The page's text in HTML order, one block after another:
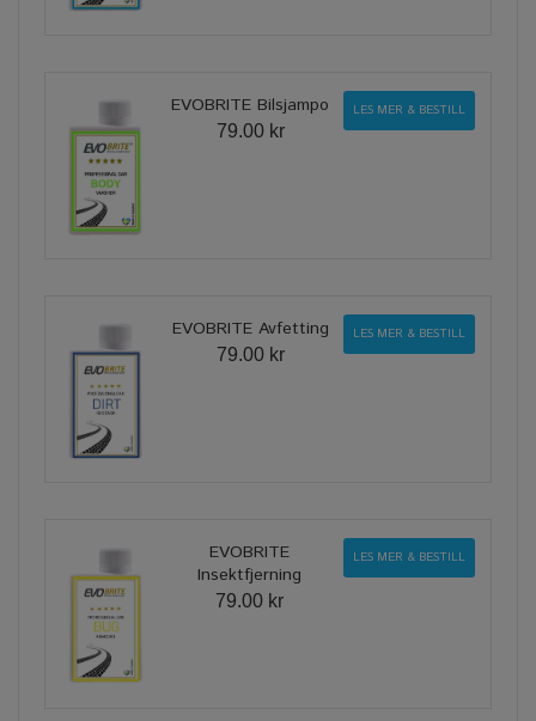
EVOBRITE Bilsjampo
79.00 kr
LES MER & BESTILL
EVOBRITE Avfetting
79.00 kr
LES MER & BESTILL
EVOBRITE
Insektfjerning
79.00 kr
LES MER & BESTILL